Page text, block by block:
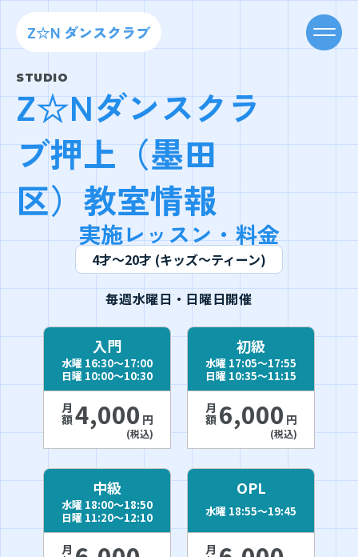
Z☆N ダンスクラブ
STUDIO
Z☆Nダンスクラ
ブ押上（墨田
区）教室情報
実施レッスン・料金
4才〜20才 (キッズ〜ティーン)
毎週水曜日・日曜日開催
入門
水曜 16:30〜17:00
日曜 10:00〜10:30
月額4,000 円
(税込)
初級
水曜 17:05〜17:55
日曜 10:35〜11:15
月額6,000 円
(税込)
中級
水曜 18:00〜18:50
日曜 11:20〜12:10
OPL
水曜 18:55〜19:45